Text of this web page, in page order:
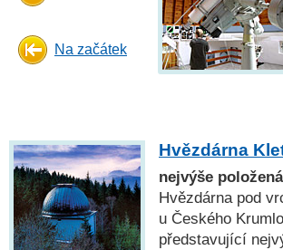
Na začátek
Hvězdárna
nejvýše
Hvězdárna pod
u Českého
představující